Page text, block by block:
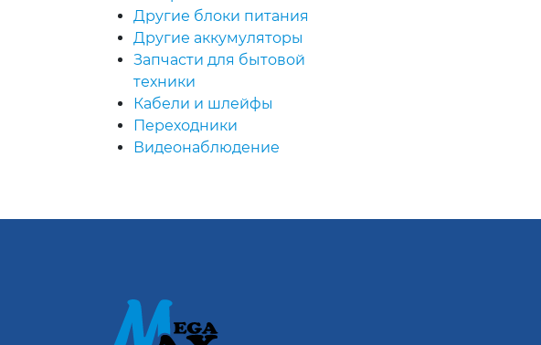
Другие блоки питания
Другие аккумуляторы
Запчасти для бытовой
техники
Кабели и шлейфы
Переходники
Видеонаблюдение